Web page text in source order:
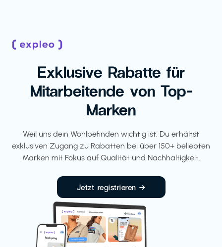
Exklusive Rabatte für
Mitarbeitende von Top-
Marken
Weil uns dein Wohlbefinden wichtig ist: Du erhältst
exklusiven Zugang zu Rabatten bei über 150+ beliebten
Marken mit Fokus auf Qualität und Nachhaltigkeit.
Jetzt registrieren →